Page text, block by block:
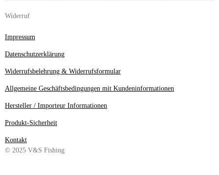
Widerruf
Impressum
Datenschutzerklärung
Widerrufsbelehrung & Widerrufsformular
Allgemeine Geschäftsbedingungen mit Kundeninformationen
Hersteller / Importeur Informationen
Produkt-Sicherheit
Kontakt
© 2025 V&S Fishing